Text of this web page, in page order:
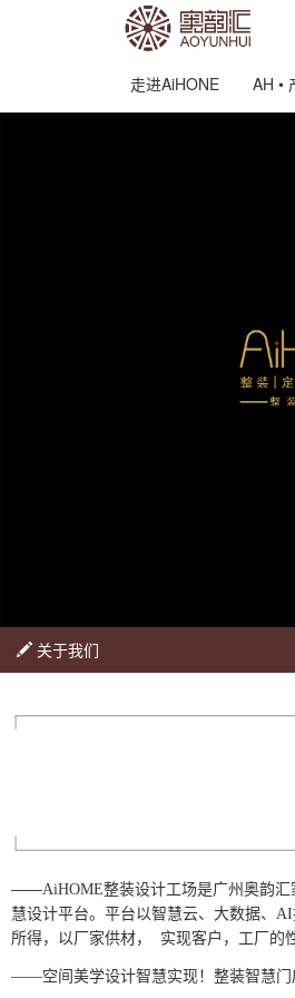
走进AiHONE AH •
关于我们
——AiHOME整装设计工场是广州奥韵
慧设计平台。平台以智慧云、大数据、
所得，以厂家供材， 实现客户， 工厂的
——空间美学设计智慧实现！整装智慧